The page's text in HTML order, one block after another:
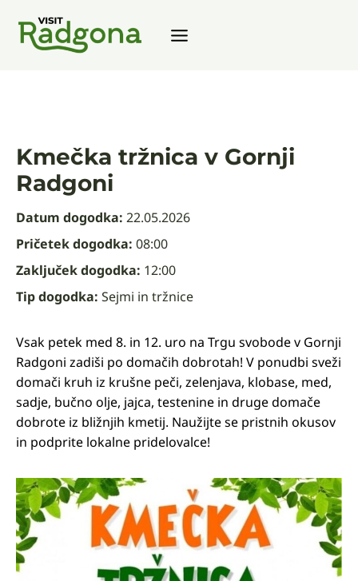
Inhalt
springen
Kmečka tržnica v Gornji
Radgoni
Datum dogodka: 22.05.2026
Pričetek dogodka: 08:00
Zaključek dogodka: 12:00
Tip dogodka: Sejmi in tržnice
Vsak petek med 8. in 12. uro na Trgu svobode v Gornji
Radgoni zadiši po domačih dobrotah! V ponudbi sveži
domači kruh iz krušne peči, zelenjava, klobase, med,
sadje, bučno olje, jajca, testenine in druge domače
dobrote iz bližnjih kmetij. Naužijte se pristnih okusov
in podprite lokalne pridelovalce!